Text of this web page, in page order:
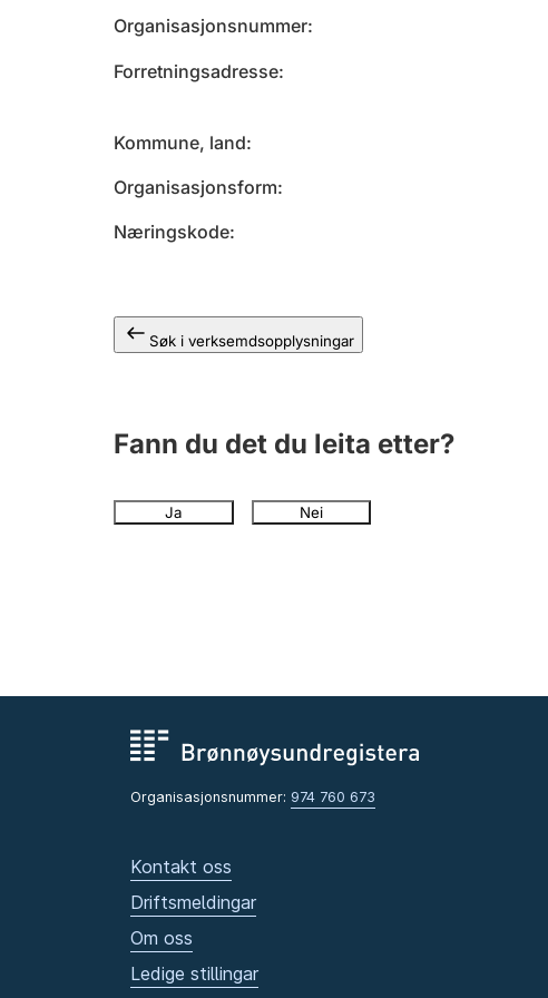
Organisasjonsnummer
Forretningsadresse
Kommune, land
Organisasjonsform
Næringskode
Søk i verksemdsopplysningar
Fann du det du leita etter?
Ja Nei
Organisasjonsnummer: 974 760 673
Kontakt oss
Driftsmeldingar
Om oss
Ledige stillingar